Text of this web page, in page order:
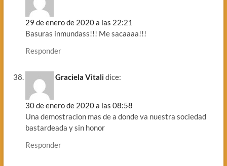
29 de enero de 2020 a las 22:21
Basuras inmundass!!! Me sacaaaa!!!
Responder
Graciela Vitalidice:
30 de enero de 2020 a las 08:58
Una demostracion mas de a donde va nuestra sociedad
bastardeada y sin honor
Responder